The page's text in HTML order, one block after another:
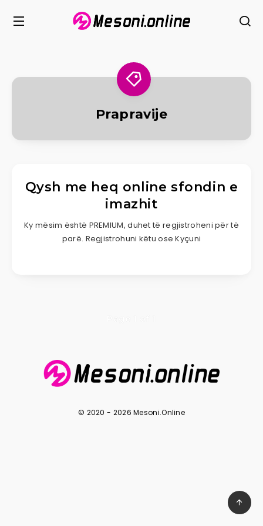
Prapravije
Qysh me heq online sfondin e
imazhit
Ky mësim është PREMIUM, duhet të regjistroheni për të
parë. Regjistrohuni këtu ose Kyçuni
© 2020 - 2026 Mesoni.Online